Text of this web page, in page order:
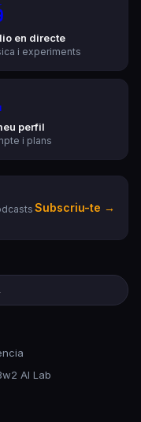
en directe
i experiments
perfil
i plans
Subscriu-te →
AI Lab